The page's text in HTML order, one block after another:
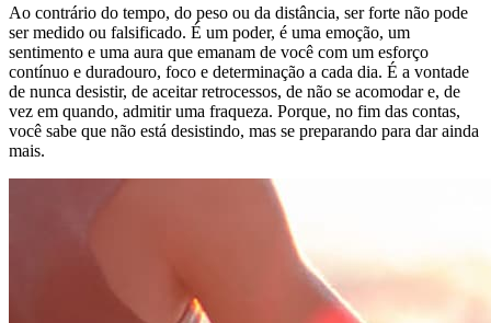
Ao contrário do tempo, do peso ou da distância, ser forte não pode
ser medido ou falsificado. É um poder, é uma emoção, um
sentimento e uma aura que emanam de você com um esforço
contínuo e duradouro, foco e determinação a cada dia. É a vontade
de nunca desistir, de aceitar retrocessos, de não se acomodar e, de
vez em quando, admitir uma fraqueza. Porque, no fim das contas,
você sabe que não está desistindo, mas se preparando para dar ainda
mais.